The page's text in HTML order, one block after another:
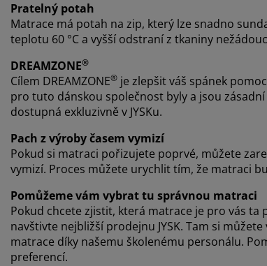
Pratelný potah
Matrace má potah na zip, který lze snadno
teplotu 60 °C a vyšší odstraní z tkaniny
DREAMZONE®
Cílem DREAMZONE® je zlepšit váš spánek
pro tuto dánskou společnost byly a jsou zásadní
dostupná exkluzivně v JYSKu.
Pach z výroby časem vymizí
Pokud si matraci pořizujete poprvé, můžete
vymizí. Proces můžete urychlit tím, že matraci
Pomůžeme vám vybrat tu správnou matraci
Pokud chcete zjistit, která matrace je pro vás
navštivte nejbližší prodejnu JYSK. Tam si
matrace díky našemu školenému personálu.
preferencí.